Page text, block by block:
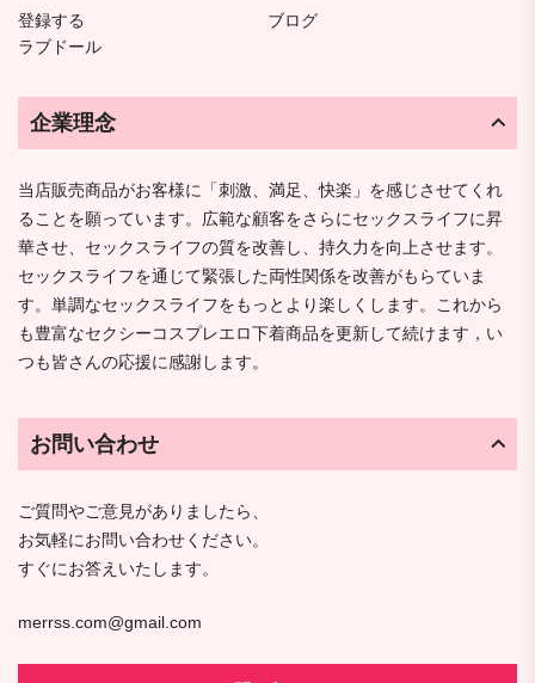
登録する
ブログ
ラブドール
企業理念
当店販売商品がお客様に「刺激、満足、快楽」を感じさせてくれ
ることを願っています。広範な顧客をさらにセックスライフに昇
華させ、セックスライフの質を改善し、持久力を向上させます。
セックスライフを通じて緊張した両性関係を改善がもらていま
す。単調なセックスライフをもっとより楽しくします。これから
も豊富なセクシーコスプレエロ下着商品を更新して続けます，い
つも皆さんの応援に感謝します。
お問い合わせ
ご質問やご意見がありましたら、
お気軽にお問い合わせください。
すぐにお答えいたします。
merrss.com@gmail.com